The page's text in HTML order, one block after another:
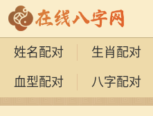
姓名配对 生肖配对
血型配对 八字配对